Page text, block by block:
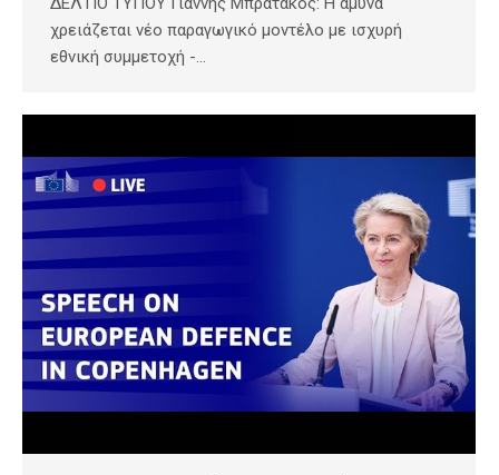
χρειάζεται νέο παραγωγικό μοντέλο με ισχυρή
εθνική συμμετοχή -…